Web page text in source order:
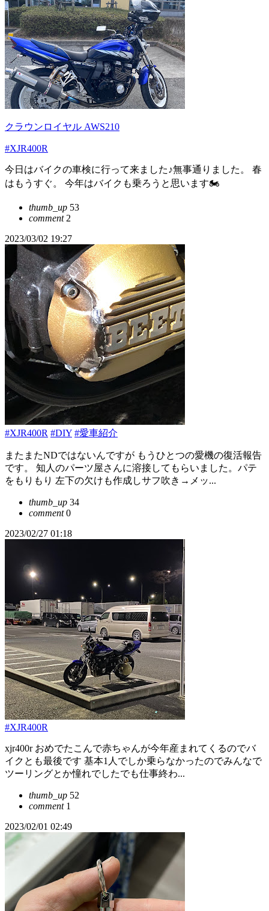
クラウンロイヤル AWS210
#XJR400R
今日はバイクの車検に行って来ました♪無事通りました。 春
はもうすぐ。 今年はバイクも乗ろうと思います🏍
thumb_up 53
comment2
2023/03/02 19:27
#XJR400R #DIY #愛車紹介
またまたNDではないんですが もうひとつの愛機の復活報告
です。 知人のパーツ屋さんに溶接してもらいました。パテ
をもりもり 左下の欠けも作成しサフ吹き→メッ...
thumb_up 34
comment0
2023/02/27 01:18
#XJR400R
xjr400r おめでたこんで赤ちゃんが今年産まれてくるのでバ
イクとも最後です 基本1人でしか乗らなかったのでみんなで
ツーリングとか憧れでしたでも仕事終わ...
thumb_up 52
comment1
2023/02/01 02:49